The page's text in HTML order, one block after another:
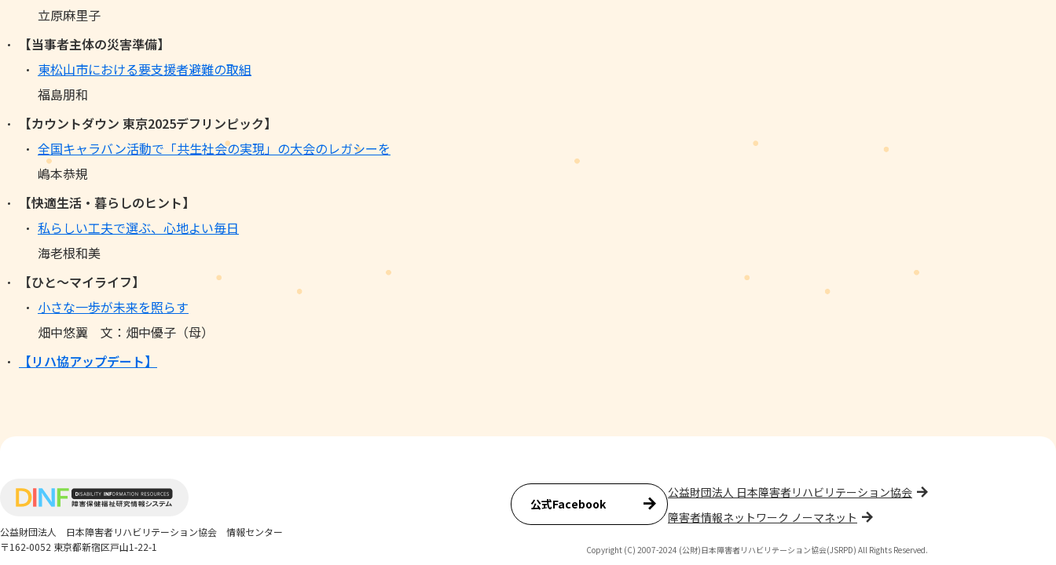
立原麻里子
【当事者主体の災害準備】
東松山市における要支援者避難の取組
福島朋和
【カウントダウン 東京2025デフリンピック】
全国キャラバン活動で「共生社会の実現」の大会のレガシーを
嶋本恭規
【快適生活・暮らしのヒント】
私らしい工夫で選ぶ、心地よい毎日
海老根和美
【ひと～マイライフ】
小さな一歩が未来を照らす
畑中悠翼 文：畑中優子（母）
【リハ協アップデート】
公益財団法人
日本障害者リハビリテーション協会 情報センター
〒162-0052 東京都新宿区戸山1-22-1
公式Facebook
公益財団法人 日本障害者リハビリテーション協会
障害者情報ネットワーク ノーマネット
Copyright (C) 2007-2024 (公財)日本障害者リハビリテーション協会(JSRPD) All Rights Reserved.